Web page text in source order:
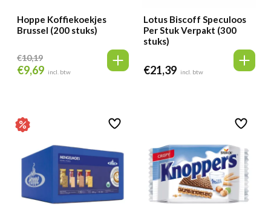
Hoppe Koffiekoekjes
Brussel (200 stuks)
€10,19
Oorspronkelijke
€10,19.
€9,69 Huidige
incl. btw
Lotus Biscoff Speculoos
Per Stuk Verpakt (300
stuks)
€21,39 incl. btw